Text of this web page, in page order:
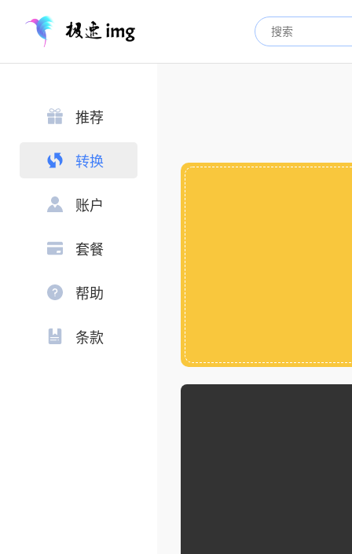
推荐
转换
账户
套餐
帮助
条款